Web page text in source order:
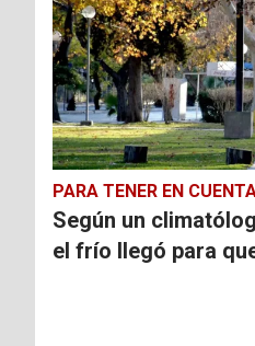
PARA TENER EN
Según un
el frío llegó para